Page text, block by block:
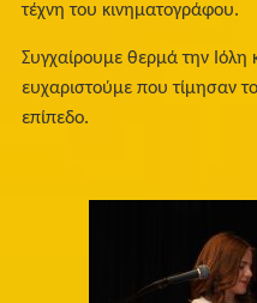
τέχνη του κινηματογράφου.
Συγχαίρουμε θερμά την Ιόλη
ευχαριστούμε που τίμησαν
επίπεδο.